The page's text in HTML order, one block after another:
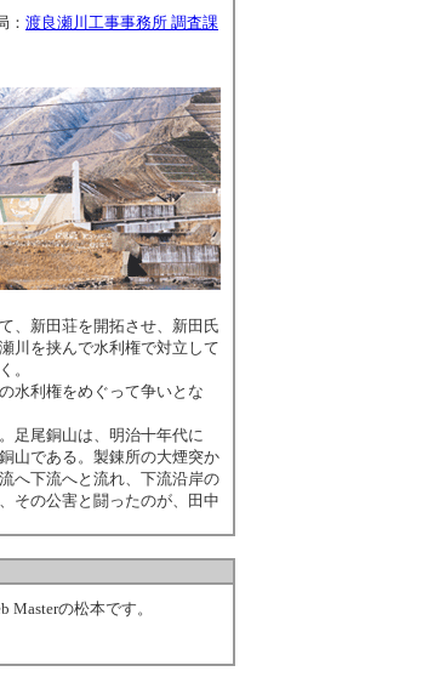
： 渡良瀬川工事事務所 調査課
、新田荘を開拓させ、新田氏
川を挟んで水利権で対立して
。
水利権をめぐって争いとな
足尾銅山は、明治十年代に
山である。製錬所の大煙突か
へ下流へと流れ、下流沿岸の
その公害と闘ったのが、田中
の松本です。